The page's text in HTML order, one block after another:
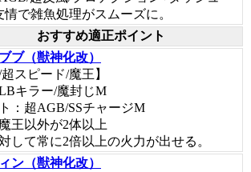
情で雑魚処理がスムーズに。
おすすめ適正ポイント
ブ（獣神化改）
超スピード/魔王】
キラー/魔封じM
：超AGB/SSチャージM
王以外が2体以上
して常に2倍以上の火力が出せる。
ン（獣神化改）